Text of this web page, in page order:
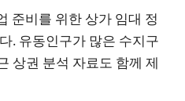
준비를 위한 상가 임대 정
. 유동인구가 많은 수지구
상권 분석 자료도 함께 제